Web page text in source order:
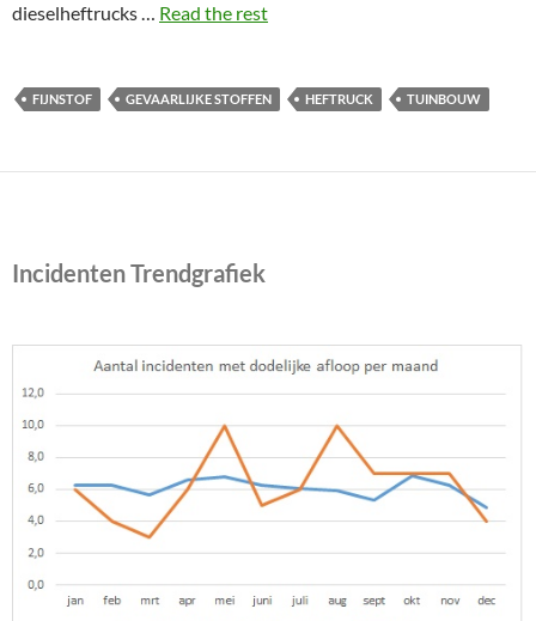
dieselheftrucks … Read the rest
FIJNSTOF GEVAARLIJKE STOFFEN HEFTRUCK TUINBOUW
Incidenten Trendgrafiek